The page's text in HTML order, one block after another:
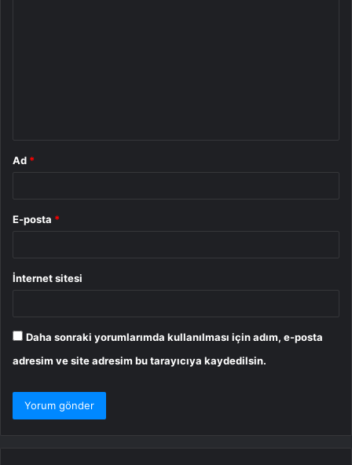
Ad *
E-posta *
İnternet sitesi
Daha sonraki yorumlarımda kullanılması için adım, e-posta
adresim ve site adresim bu tarayıcıya kaydedilsin.